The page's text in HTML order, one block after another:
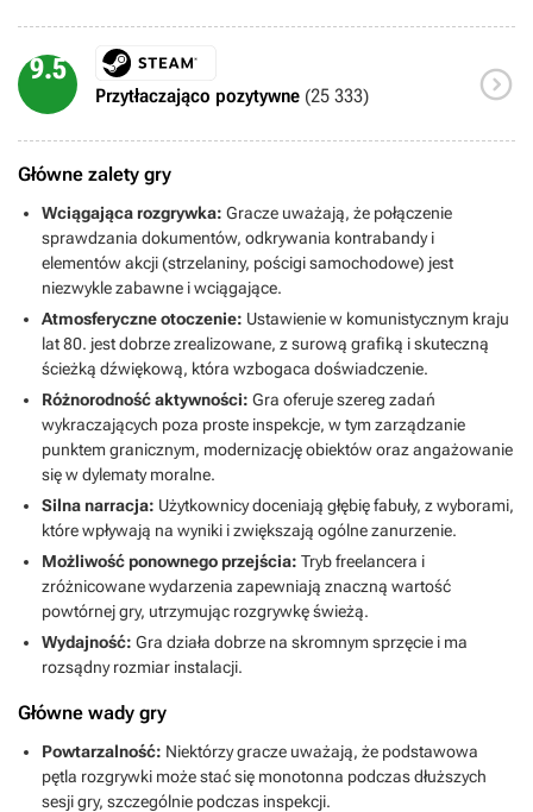
9.5
Przytłaczająco pozytywne (25 333) 
Główne zalety gry
Wciągająca rozgrywka: Gracze uważają, że połączenie
sprawdzania dokumentów, odkrywania kontrabandy i
elementów akcji (strzelaniny, pościgi samochodowe) jest
niezwykle zabawne i wciągające.
Atmosferyczne otoczenie: Ustawienie w komunistycznym kraju
lat 80. jest dobrze zrealizowane, z surową grafiką i skuteczną
ścieżką dźwiękową, która wzbogaca doświadczenie.
Różnorodność aktywności: Gra oferuje szereg zadań
wykraczających poza proste inspekcje, w tym zarządzanie
punktem granicznym, modernizację obiektów oraz angażowanie
się w dylematy moralne.
Silna narracja: Użytkownicy doceniają głębię fabuły, z wyborami,
które wpływają na wyniki i zwiększają ogólne zanurzenie.
Możliwość ponownego przejścia: Tryb freelancera i
zróżnicowane wydarzenia zapewniają znaczną wartość
powtórnej gry, utrzymując rozgrywkę świeżą.
Wydajność: Gra działa dobrze na skromnym sprzęcie i ma
rozsądny rozmiar instalacji.
Główne wady gry
Powtarzalność: Niektórzy gracze uważają, że podstawowa
pętla rozgrywki może stać się monotonna podczas dłuższych
sesji gry, szczególnie podczas inspekcji.